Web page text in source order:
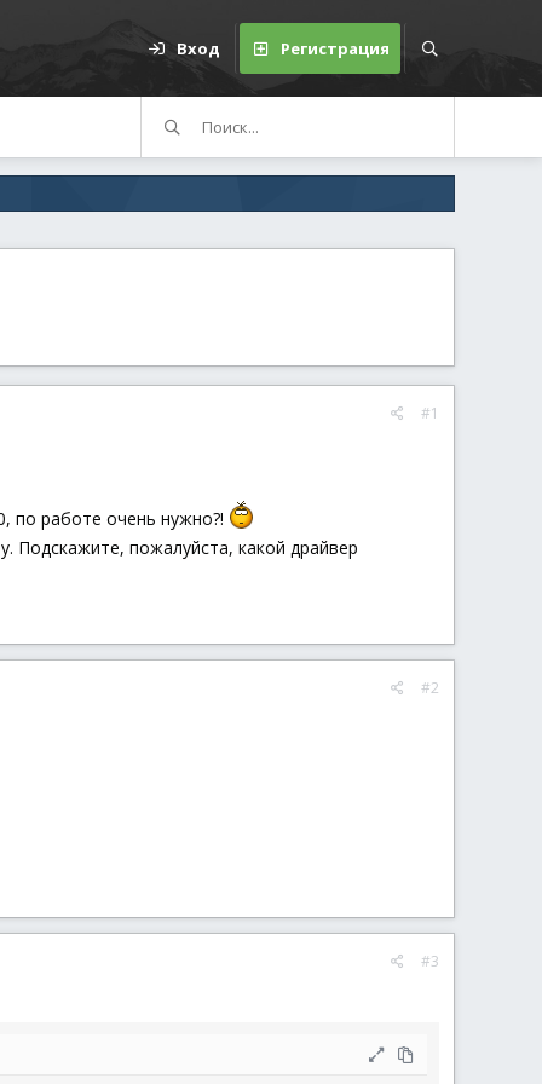
Вход Регистрация
#1
по работе очень нужно?!
Подскажите, пожалуйста, какой драйвер
#2
#3